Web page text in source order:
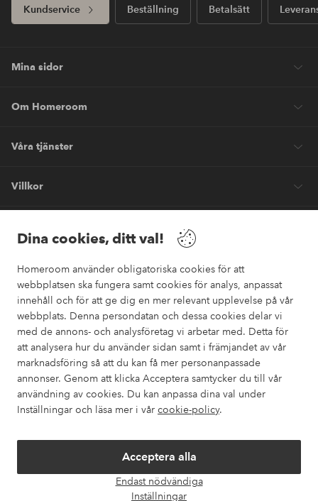
Dina cookies, ditt val!
Homeroom använder obligatoriska cookies för att
webbplatsen ska fungera samt cookies för analys, anpassat
innehåll och för att ge dig en mer relevant upplevelse på vår
webbplats. Denna persondatan och dessa cookies delar vi
med de annons- och analysföretag vi arbetar med. Detta för
att analysera hur du använder sidan samt i främjandet av vår
marknadsföring så att du kan få mer personanpassade
annonser. Genom att klicka Acceptera samtycker du till vår
användning av cookies. Du kan anpassa dina val under
Inställningar och läsa mer i vår cookie-policy.
Acceptera alla
Endast nödvändiga
Inställningar
Kundservice Beställning Betalsätt
Mina sidor
Om Homeroom
Våra tjänster
Villkor
Säkra betalningar
Vill du veta mer om våra betalalternativ ?
elpy